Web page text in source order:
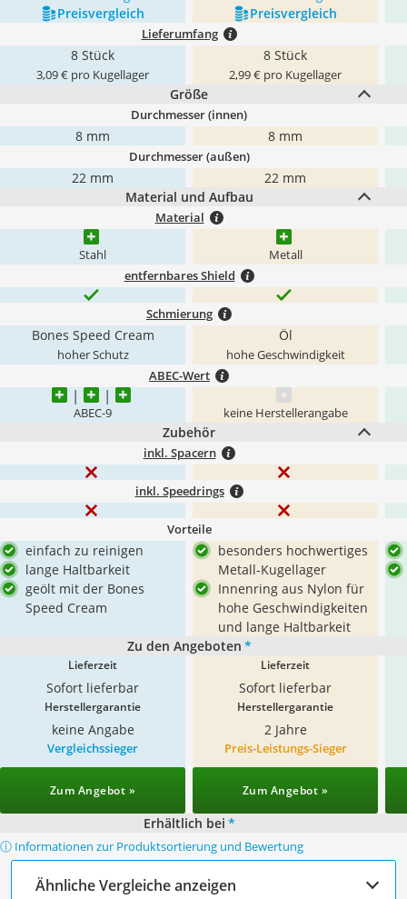
Preis­vergleich Preis­vergleich
Lieferumfang
8 Stück
3,09 € pro Kugellager
8 Stück
2,99 € pro Kugellager
Größe
Durchmesser (innen)
8 mm 8 mm
Durchmesser (außen)
22 mm
22 mm
Material und Aufbau
Material
Stahl Metall
entfernbares Shield
Schmierung
Bones Speed Cream
hoher Schutz
Öl
hohe Geschwindigkeit
ABEC-Wert
ABEC-9 keine Herstellerangabe
Zubehör
inkl. Spacern
inkl. Speedrings
Vorteile
einfach zu reinigen
lange Haltbarkeit
geölt mit der Bones
Speed Cream
besonders hochwertiges
Metall-Kugellager
Innenring aus Nylon für
hohe Geschwindigkeiten
und lange Haltbarkeit
Zu den Angeboten *
Lieferzeit
Sofort lieferbar
Lieferzeit
Sofort lieferbar
Herstellergarantie
keine Angabe
Herstellergarantie
2 Jahre
Vergleichssieger
Zum Angebot »
Preis-Leistungs-Sieger
Zum Angebot »
Erhältlich bei *
ⓘ Informationen zur Produktsortierung und Bewertung
Ähnliche Vergleiche anzeigen